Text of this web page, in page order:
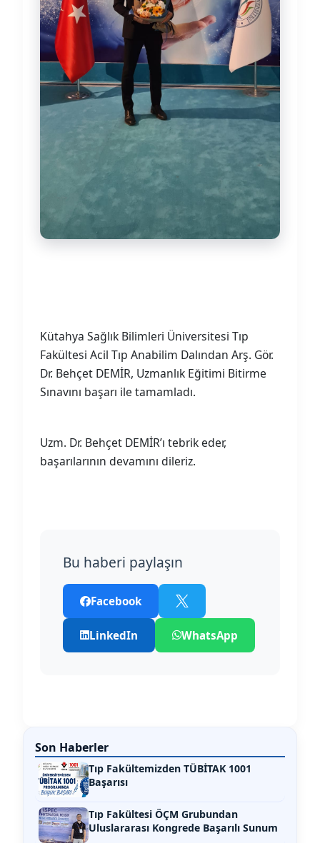
Kütahya Sağlık Bilimleri Üniversitesi Tıp
Fakültesi Acil Tıp Anabilim Dalından Arş. Gör.
Dr. Behçet DEMİR, Uzmanlık Eğitimi Bitirme
Sınavını başarı ile tamamladı.
Uzm. Dr. Behçet DEMİR’ı tebrik eder,
başarılarının devamını dileriz.
Bu haberi paylaşın
Facebook
LinkedIn WhatsApp
Son Haberler
Tıp Fakültemizden TÜBİTAK 1001
Başarısı
Tıp Fakültesi ÖÇM Grubundan
Uluslararası Kongrede Başarılı Sunum